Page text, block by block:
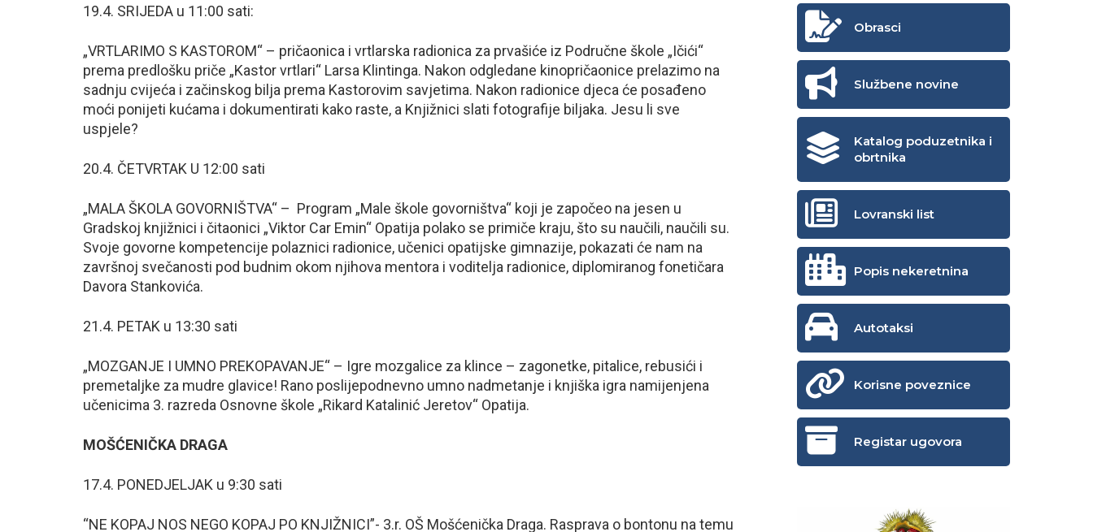
19.4. SRIJEDA u 11:00 sati:
„VRTLARIMO S KASTOROM“ – pričaonica i vrtlarska radionica za prvašiće iz Područne škole „Ičići“
prema predlošku priče „Kastor vrtlari“ Larsa Klintinga. Nakon odgledane kinopričaonice prelazimo na
sadnju cvijeća i začinskog bilja prema Kastorovim savjetima. Nakon radionice djeca će posađeno
moći ponijeti kućama i dokumentirati kako raste, a Knjižnici slati fotografije biljaka. Jesu li sve
uspjele?
20.4. ČETVRTAK U 12:00 sati
„MALA ŠKOLA GOVORNIŠTVA“ – Program „Male škole govorništva“ koji je započeo na jesen u
Gradskoj knjižnici i čitaonici „Viktor Car Emin“ Opatija polako se primiče kraju, što su naučili, naučili su.
Svoje govorne kompetencije polaznici radionice, učenici opatijske gimnazije, pokazati će nam na
završnoj svečanosti pod budnim okom njihova mentora i voditelja radionice, diplomiranog fonetičara
Davora Stankovića.
21.4. PETAK u 13:30 sati
„MOZGANJE I UMNO PREKOPAVANJE“ – Igre mozgalice za klince – zagonetke, pitalice, rebusići i
premetaljke za mudre glavice! Rano poslijepodnevno umno nadmetanje i knjiška igra namijenjena
učenicima 3. razreda Osnovne škole „Rikard Katalinić Jeretov“ Opatija.
MOŠĆENIČKA DRAGA
17.4. PONEDJELJAK u 9:30 sati
“NE KOPAJ NOS NEGO KOPAJ PO KNJIŽNICI”- 3.r. OŠ Mošćenička Draga. Rasprava o bontonu na temu
Obrasci
Službene novine
Katalog poduzetnika i
obrtnika
Lovranski list
Popis nekeretnina
Autotaksi
Korisne poveznice
Registar ugovora